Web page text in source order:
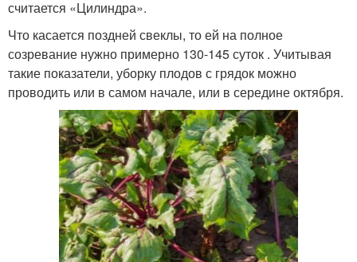
считается «Цилиндра».
Что касается поздней свеклы, то ей на полное
созревание нужно примерно 130-145 суток . Учитывая
такие показатели, уборку плодов с грядок можно
проводить или в самом начале, или в середине октября.